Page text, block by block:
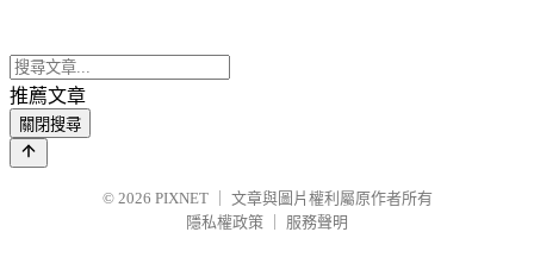
推薦文章
關閉搜尋
© 2026 PIXNET
文章與圖片權利屬原作者所有
隱私權政策
服務聲明